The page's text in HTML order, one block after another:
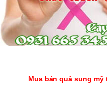
Mua bán quả sung